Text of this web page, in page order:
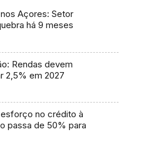
Açores: Setor
há 9 meses
Rendas devem
2,5% em 2027
no crédito à
passa de 50% para